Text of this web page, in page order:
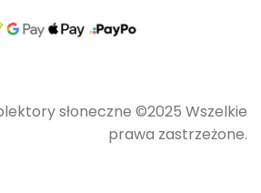
słoneczne ©2025 Wszelkie
prawa zastrzeżone.